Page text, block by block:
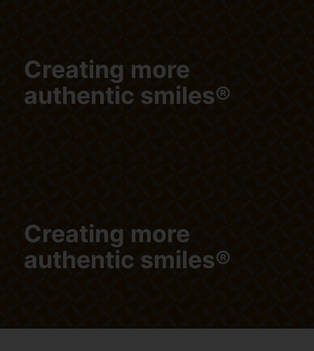
Creating more
authentic smiles®
Creating more
authentic smiles®